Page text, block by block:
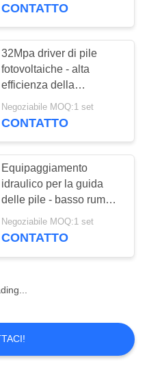
CONTATTO
32Mpa driver di pile
fotovoltaiche - alta
efficienza della
costruzione e progetto
solare specializzato
Negoziabile MOQ:1 set
CONTATTO
Equipaggiamento
idraulico per la guida
delle pile - basso rumore
e un set MOQ per ordini
di prova
Negoziabile MOQ:1 set
CONTATTO